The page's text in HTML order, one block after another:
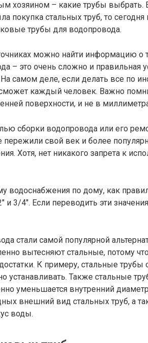
хозяином – какие трубы выбрать.
покупка стальных труб, то
трубы для водопровода.
можно найти информацию о
– это очень сложно и правильная
самом деле, если делать все по
каждый человек. Важно
поверхности, и не в
сборки водопровода или его
пережили свой век и более
Хотя, нет никакого запрета к
водоснабжения по дому, как
и 3/4″. Если переводить эти
стали самой популярной
вытесняют стальные, потому
К примеру, стальные трубы
устанавливать. Также стальные
уменьшается внутренний
внешний вид стальных труб, а
воды.